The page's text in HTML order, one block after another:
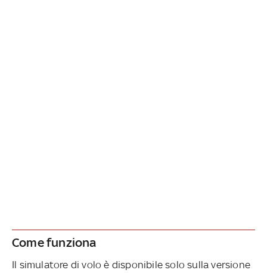
Come funziona
Il simulatore di volo è disponibile solo sulla versione